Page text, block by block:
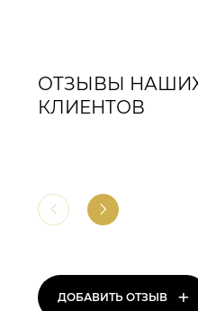
ОТЗЫВЫ
КЛИЕНТОВ
ДОБАВИТЬ ОТЗЫВ +